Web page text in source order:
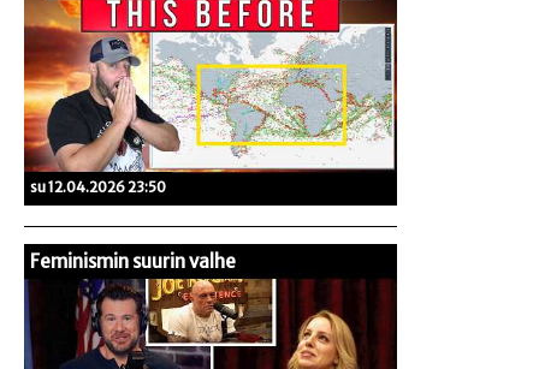
su 12.04.2026 23:50
Feminismin suurin valhe